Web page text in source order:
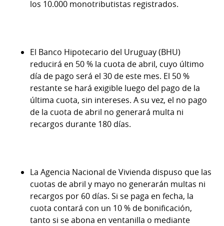
los 10.000 monotributistas registrados.
El Banco Hipotecario del Uruguay (BHU)
reducirá en 50 % la cuota de abril, cuyo último
día de pago será el 30 de este mes. El 50 %
restante se hará exigible luego del pago de la
última cuota, sin intereses. A su vez, el no pago
de la cuota de abril no generará multa ni
recargos durante 180 días.
La Agencia Nacional de Vivienda dispuso que las
cuotas de abril y mayo no generarán multas ni
recargos por 60 días. Si se paga en fecha, la
cuota contará con un 10 % de bonificación,
tanto si se abona en ventanilla o mediante